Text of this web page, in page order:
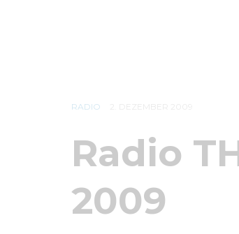
RADIO
Radio
2009